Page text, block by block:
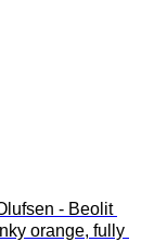
- Beolit
orange, fully